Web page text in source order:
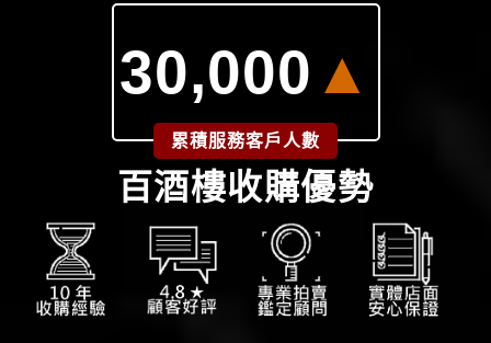
30,000 ▲
累積服務客戶人數
百酒樓收購優勢